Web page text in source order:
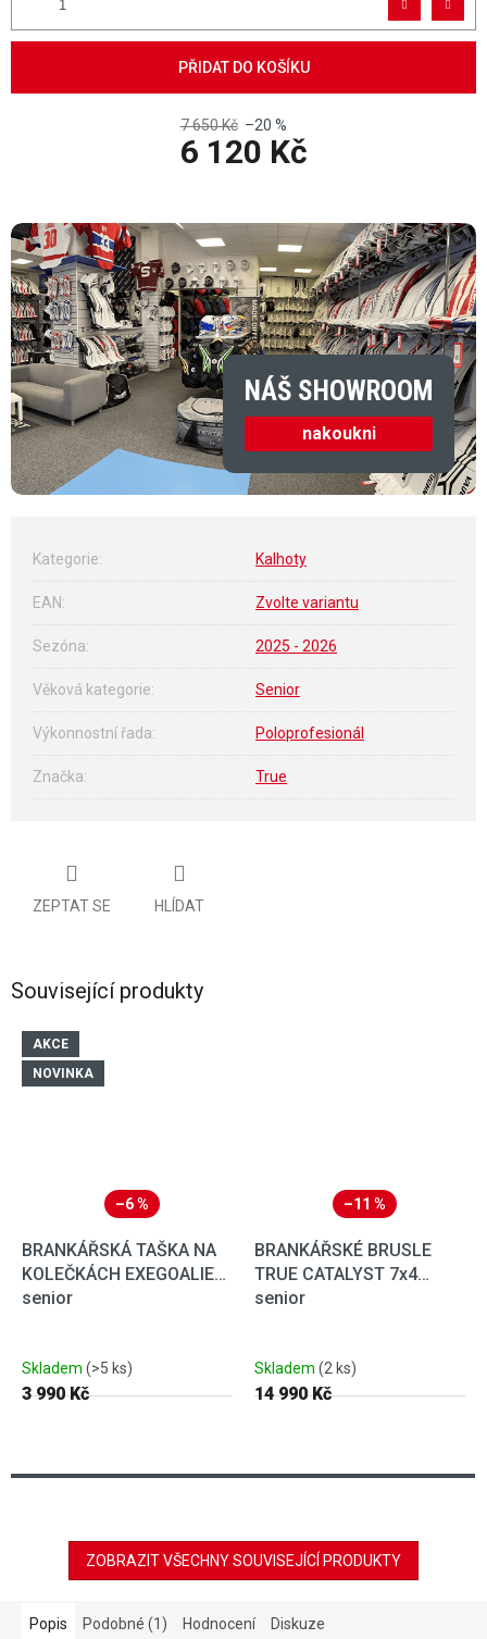
PŘIDAT DO KOŠÍKU
7 650 Kč –20 %
6 120 Kč
NÁŠ SHOWROOM
nakoukni
Kategorie: Kalhoty
EAN: Zvolte variantu
Sezóna: 2025 - 2026
Věková kategorie: Senior
Výkonnostní řada: Poloprofesionál
Značka: True
ZEPTAT SE HLÍDAT
Související produkty
AKCE
NOVINKA
–6 %
BRANKÁŘSKÁ TAŠKA NA
KOLEČKÁCH EXEGOALIE
senior
Skladem (>5 ks)
3 990 Kč
–11 %
BRANKÁŘSKÉ BRUSLE
TRUE CATALYST 7x4
senior
Skladem (2 ks)
14 990 Kč
ZOBRAZIT VŠECHNY SOUVISEJÍCÍ PRODUKTY
Popis Podobné (1) Hodnocení Diskuze